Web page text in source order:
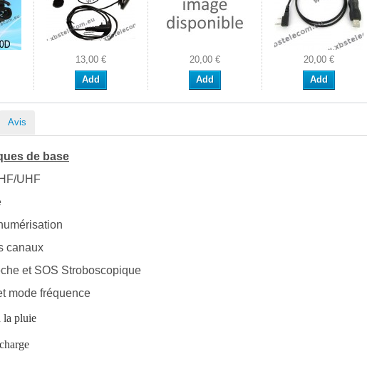
13,00 €
Add
20,00 €
Add
20,00 €
Add
Avis
de base
UHF
canaux
et SOS Stroboscopique
mode fréquence
la pluie